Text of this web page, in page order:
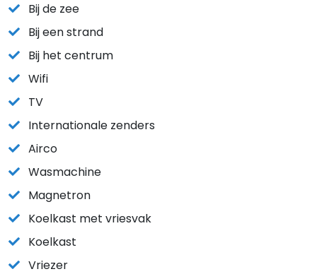
Bij de zee
Bij een strand
Bij het centrum
Wifi
TV
Internationale zenders
Airco
Wasmachine
Magnetron
Koelkast met vriesvak
Koelkast
Vriezer